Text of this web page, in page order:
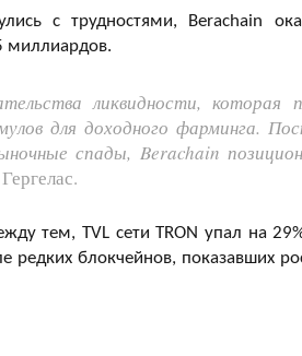
с трудностями, Berachain
миллиардов.
ликвидности, которая
для доходного фарминга.
спады, Berachain
тем, TVL сети TRON упал на
редких блокчейнов, показавших